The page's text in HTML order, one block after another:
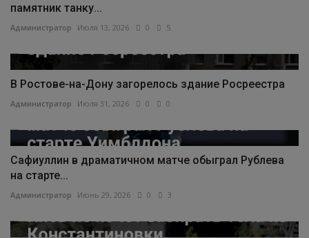
памятник танку...
Администратор Июля 13, 2026 0 5
В Ростове-на-Дону загорелось здание Росреестра
Администратор Июля 31, 2026 0 0
Сафиуллин в драматичном матче обыграл Рублева
на старте...
Администратор Июнь 29, 2026 0 3